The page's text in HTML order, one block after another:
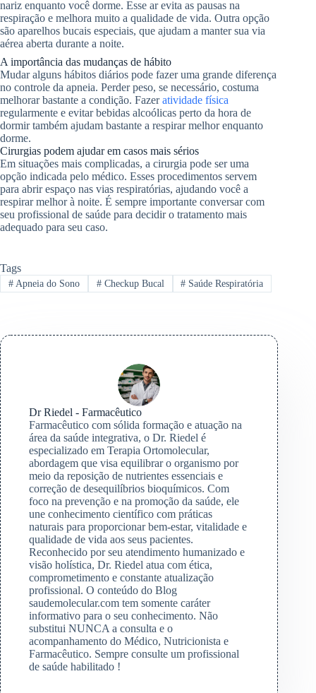
nariz enquanto você dorme. Esse ar evita as pausas na
respiração e melhora muito a qualidade de vida. Outra opção
são aparelhos bucais especiais, que ajudam a manter sua via
aérea aberta durante a noite.
A importância das mudanças de hábito
Mudar alguns hábitos diários pode fazer uma grande diferença
no controle da apneia. Perder peso, se necessário, costuma
melhorar bastante a condição. Fazeratividade física
regularmente e evitar bebidas alcoólicas perto da hora de
dormir também ajudam bastante a respirar melhor enquanto
dorme.
Cirurgias podem ajudar em casos mais sérios
Em situações mais complicadas, a cirurgia pode ser uma
opção indicada pelo médico. Esses procedimentos servem
para abrir espaço nas vias respiratórias, ajudando você a
respirar melhor à noite. É sempre importante conversar com
seu profissional de saúde para decidir o tratamento mais
adequado para seu caso.
Tags
#Apneia do Sono #Checkup Bucal # Saúde Respiratória
Dr Riedel - Farmacêutico
Farmacêutico com sólida formação e atuação na
área da saúde integrativa, o Dr. Riedel é
especializado em Terapia Ortomolecular,
abordagem que visa equilibrar o organismo por
meio da reposição de nutrientes essenciais e
correção de desequilíbrios bioquímicos. Com
foco na prevenção e na promoção da saúde, ele
une conhecimento científico com práticas
naturais para proporcionar bem-estar, vitalidade e
qualidade de vida aos seus pacientes.
Reconhecido por seu atendimento humanizado e
visão holística, Dr. Riedel atua com ética,
comprometimento e constante atualização
profissional. O conteúdo do Blog
saudemolecular.com tem somente caráter
informativo para o seu conhecimento. Não
substitui NUNCA a consulta e o
acompanhamento do Médico, Nutricionista e
Farmacêutico. Sempre consulte um profissional
de saúde habilitado !